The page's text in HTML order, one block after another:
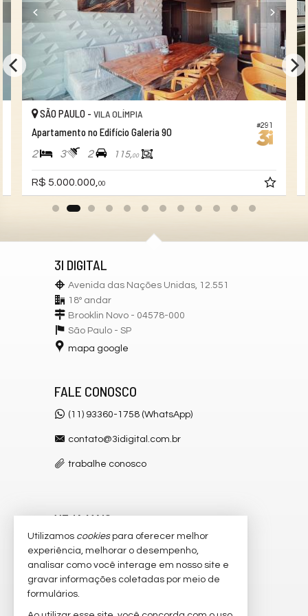
#291
SÃO PAULO - VILA OLÍMPIA
Apartamento no Edifício Galeria 90
2 3 2 115,00
R$ 5.000.000, 00
3I DIGITAL
Avenida das Nações Unidas, 12.551
18º andar
Brooklin Novo - 04578-000
São Paulo - SP
mapa google
FALE CONOSCO
(11) 93360-1758 (WhatsApp)
contato@3idigital.com.br
trabalhe conosco
VEJA MAIS
receba nosso newsletter
cadastre seu imóvel
imóveis favoritos
Utilizamos cookiespara oferecer melhor
experiência, melhorar o desempenho,
analisar como você interage em nosso site e
gravar informações coletadas por meio de
formulários.